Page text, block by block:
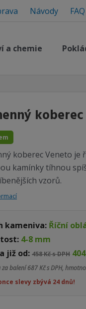
Návody FAQ
a chemie
koberec Veneto
kamínky tíhnou
vzorů.
kameniva: Říční
4-8 mm
již od: 458 Kč s DPH
za balení687 Kč s DPH,
slevy zbývá 24 dnů!